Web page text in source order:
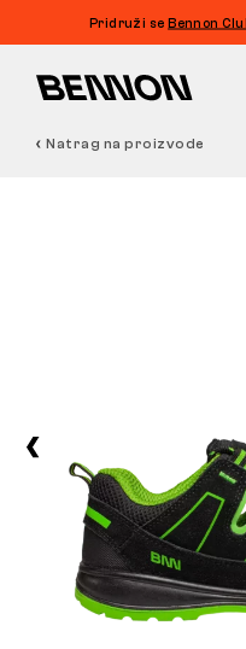
Pridruži seBennon
Obuća za
Tactical
Natrag na proizvode